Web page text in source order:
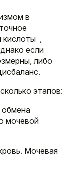
в
кислоты ,
если
либо
этапов:
обмена
мочевой
Мочевая